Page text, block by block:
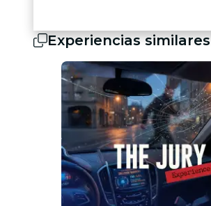
Experiencias similares